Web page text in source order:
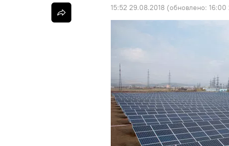
15:52 29.08.2018 (обновлено: 16:00